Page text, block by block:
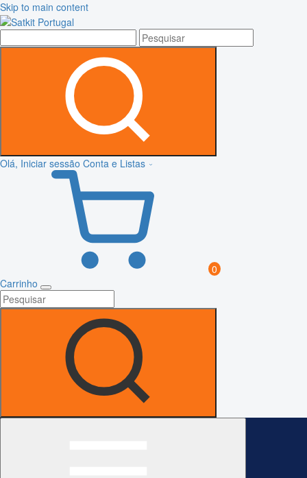
Skip to main content
Olá, Iniciar sessão Conta e Listas
0
Carrinho